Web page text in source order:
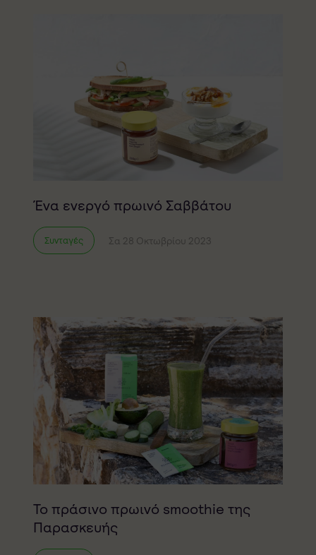
Ένα ενεργό πρωινό Σαββάτου
Συνταγές Σα 28 Οκτωβρίου 2023
Το πράσινο πρωινό smoothie της
Παρασκευής